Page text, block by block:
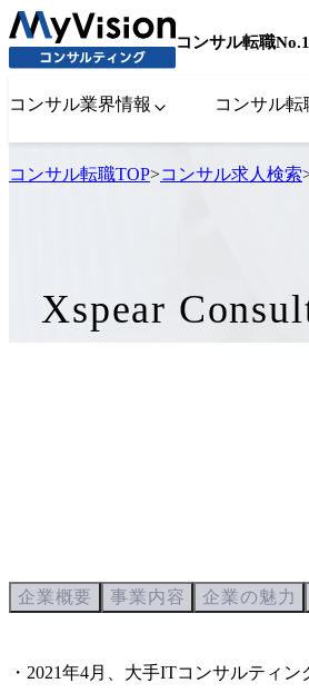
コンサル転職
コンサル業界情報 コンサル転
コンサル転職TOP>コンサル求人検索
Xspear
企業概要 事業内容 企業の魅力
・2021年4月、大手ITコンサルティ